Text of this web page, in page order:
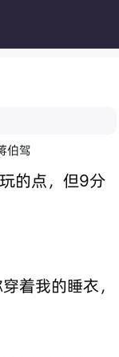
伯驾
的点，但9分
着我的睡衣，